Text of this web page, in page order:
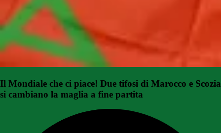
Il Mondiale che ci piace! Due tifosi di Marocco e Scozia
si cambiano la maglia a fine partita